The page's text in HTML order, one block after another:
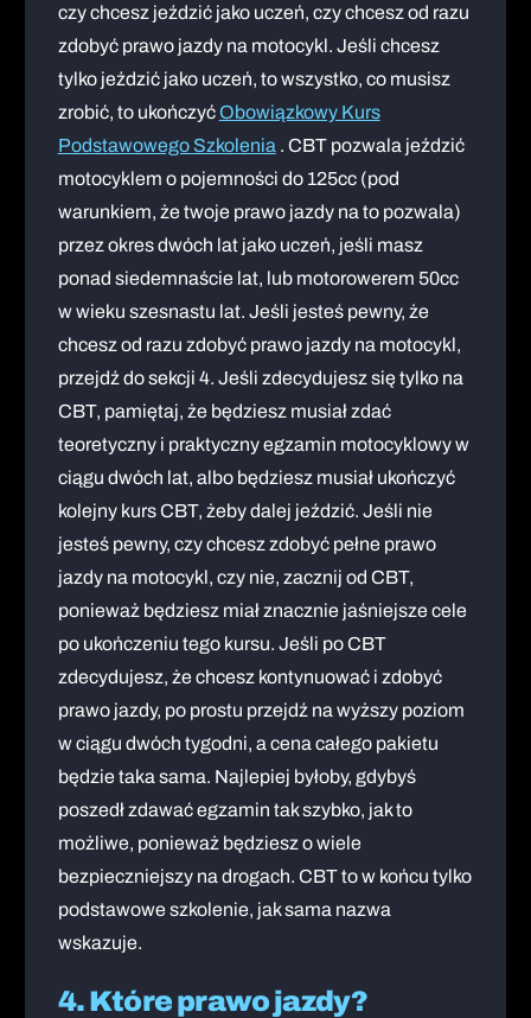
czy chcesz jeździć jako uczeń, czy chcesz od razu
zdobyć prawo jazdy na motocykl. Jeśli chcesz
tylko jeździć jako uczeń, to wszystko, co musisz
zrobić, to ukończyćObowiązkowy Kurs
Podstawowego Szkolenia . CBT pozwala jeździć
motocyklem o pojemności do 125cc (pod
warunkiem, że twoje prawo jazdy na to pozwala)
przez okres dwóch lat jako uczeń, jeśli masz
ponad siedemnaście lat, lub motorowerem 50cc
w wieku szesnastu lat. Jeśli jesteś pewny, że
chcesz od razu zdobyć prawo jazdy na motocykl,
przejdź do sekcji 4. Jeśli zdecydujesz się tylko na
CBT, pamiętaj, że będziesz musiał zdać
teoretyczny i praktyczny egzamin motocyklowy w
ciągu dwóch lat, albo będziesz musiał ukończyć
kolejny kurs CBT, żeby dalej jeździć. Jeśli nie
jesteś pewny, czy chcesz zdobyć pełne prawo
jazdy na motocykl, czy nie, zacznij od CBT,
ponieważ będziesz miał znacznie jaśniejsze cele
po ukończeniu tego kursu. Jeśli po CBT
zdecydujesz, że chcesz kontynuować i zdobyć
prawo jazdy, po prostu przejdź na wyższy poziom
w ciągu dwóch tygodni, a cena całego pakietu
będzie taka sama. Najlepiej byłoby, gdybyś
poszedł zdawać egzamin tak szybko, jak to
możliwe, ponieważ będziesz o wiele
bezpieczniejszy na drogach. CBT to w końcu tylko
podstawowe szkolenie, jak sama nazwa
wskazuje.
4. Które prawo jazdy?